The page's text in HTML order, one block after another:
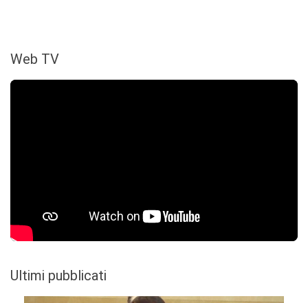
Web TV
Ultimi pubblicati